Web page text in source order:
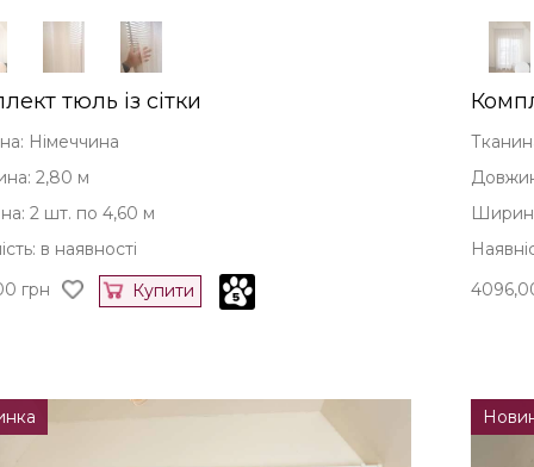
тюль із сітки
Німеччина
2,80 м
2 шт. по 4,60 м
в наявності
грн Купити